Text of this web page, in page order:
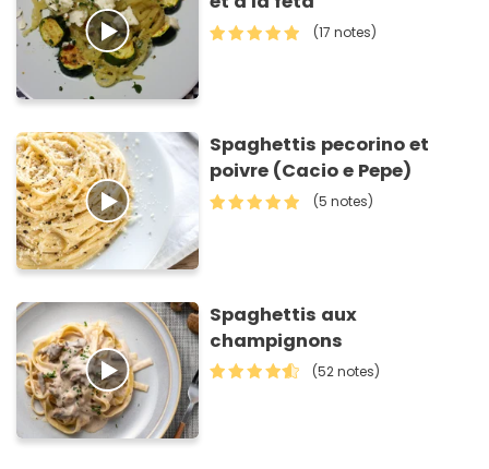
(17 notes)
Spaghettis pecorino et
poivre (Cacio e Pepe)
(5 notes)
Spaghettis aux
champignons
(52 notes)